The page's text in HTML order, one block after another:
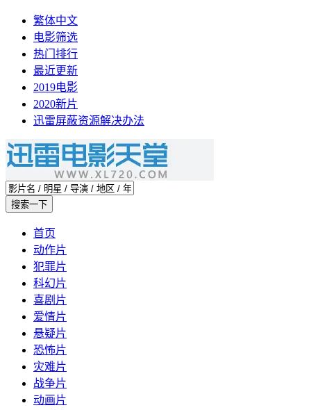
繁体中文
电影筛选
热门排行
最近更新
2019电影
2020新片
迅雷屏蔽资源解决办法
首页
动作片
犯罪片
科幻片
喜剧片
爱情片
悬疑片
恐怖片
灾难片
战争片
动画片